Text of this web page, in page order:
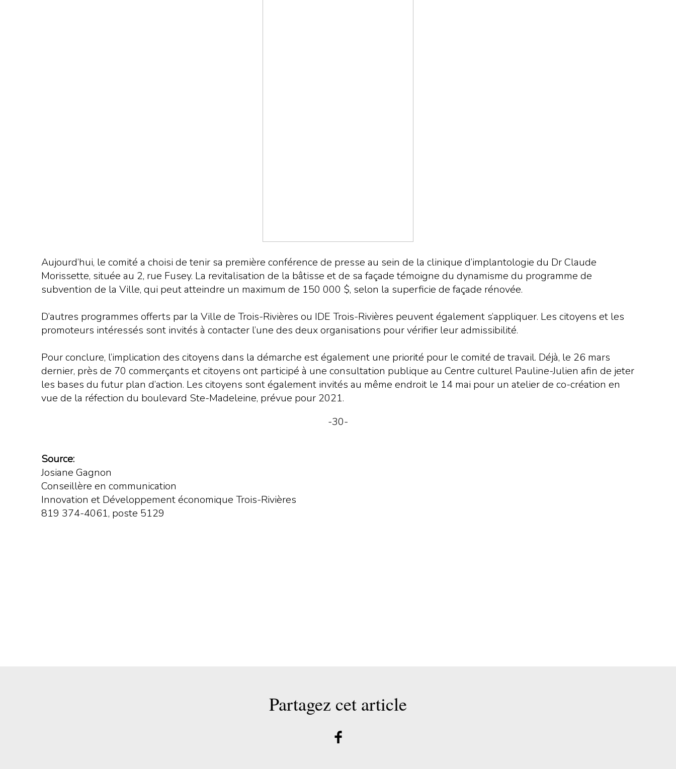
Aujourd’hui, le comité a choisi de tenir sa première conférence de presse au sein de la clinique d’implantologie du Dr Claude
Morissette, située au 2, rue Fusey. La revitalisation de la bâtisse et de sa façade témoigne du dynamisme du programme de
subvention de la Ville, qui peut atteindre un maximum de 150 000 $, selon la superficie de façade rénovée.
D’autres programmes offerts par la Ville de Trois-Rivières ou IDE Trois-Rivières peuvent également s’appliquer. Les citoyens et les
promoteurs intéressés sont invités à contacter l’une des deux organisations pour vérifier leur admissibilité.
Pour conclure, l’implication des citoyens dans la démarche est également une priorité pour le comité de travail. Déjà, le 26 mars
dernier, près de 70 commerçants et citoyens ont participé à une consultation publique au Centre culturel Pauline-Julien afin de jeter
les bases du futur plan d’action. Les citoyens sont également invités au même endroit le 14 mai pour un atelier de co-création en
vue de la réfection du boulevard Ste-Madeleine, prévue pour 2021.
-30-
Source:
Josiane Gagnon
Conseillère en communication
Innovation et Développement économique Trois-Rivières
819 374-4061, poste 5129
Partagez cet article